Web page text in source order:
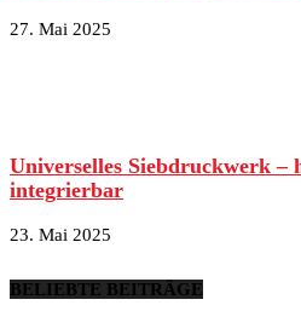
27. Mai 2025
Universelles Siebdruckwerk –
integrierbar
23. Mai 2025
BELIEBTE BEITRÄGE